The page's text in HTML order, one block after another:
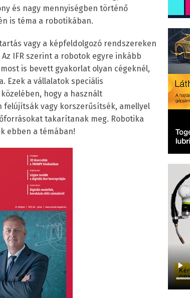
és nagy mennyiségben történő
is téma a robotikában.
vagy a képfeldolgozó rendszereken
IFR szerint a robotok egyre inkább
is bevett gyakorlat olyan cégeknél,
Ezek a vállalatok speciális
hogy a használt
vagy korszerűsítsék, amellyel
takarítanak meg. Robotika
ebben a témában!